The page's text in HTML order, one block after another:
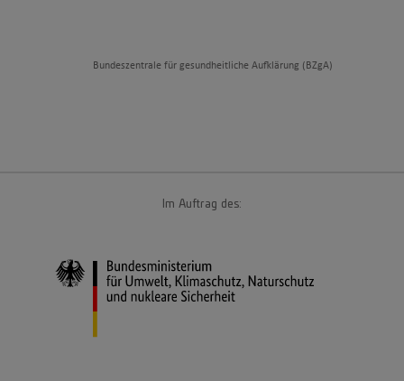
Bundeszentrale für gesundheitliche Aufklärung (BZgA)
Im Auftrag des: